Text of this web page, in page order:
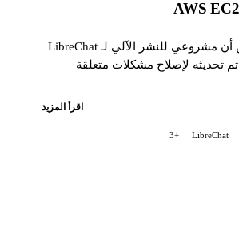
يسعدني أن أعلن أن مشروعي للنشر الآلي لـ LibreChat
على AWS EC2 تم تحديثه لإصلاح مشكلات متعلقة
اقرأ المزيد
LibreChat
+3